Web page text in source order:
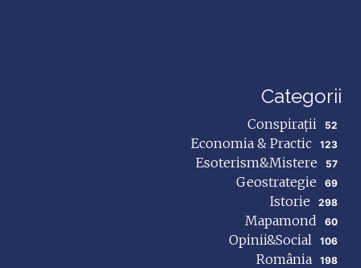
Categorii
Conspirații 52
Economia & Practic 123
Esoterism&Mistere 57
Geostrategie 69
Istorie 298
Mapamond 60
Opinii&Social 106
România 198